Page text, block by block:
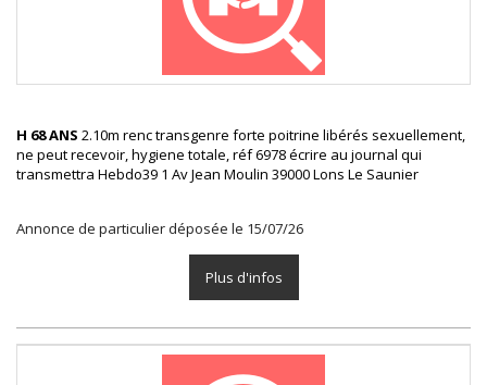
H 68 ANS 2.10m renc transgenre forte poitrine libérés sexuellement,
ne peut recevoir, hygiene totale, réf 6978 écrire au journal qui
transmettra Hebdo39 1 Av Jean Moulin 39000 Lons Le Saunier
Annonce de particulier déposée le 15/07/26
Plus d'infos